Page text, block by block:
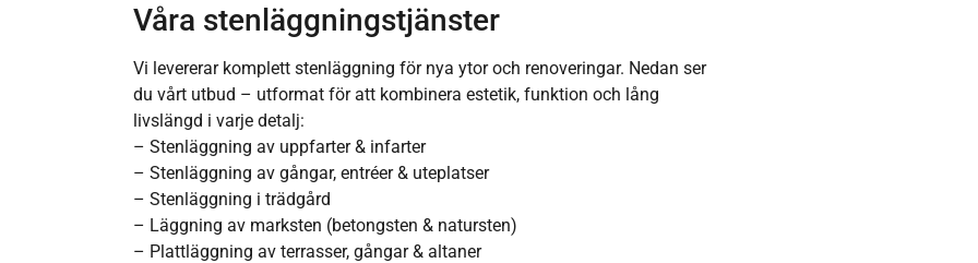
Våra stenläggningstjänster
Vi levererar komplett stenläggning för nya ytor och renoveringar. Nedan ser
du vårt utbud – utformat för att kombinera estetik, funktion och lång
livslängd i varje detalj:
– Stenläggning av uppfarter & infarter
– Stenläggning av gångar, entréer & uteplatser
– Stenläggning i trädgård
– Läggning av marksten (betongsten & natursten)
– Plattläggning av terrasser, gångar & altaner